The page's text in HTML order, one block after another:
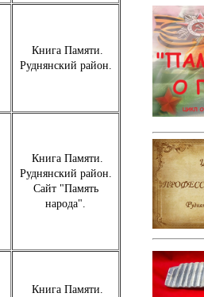
Книга Памяти.
Руднянский район.
Книга Памяти.
Руднянский район.
Сайт "Память
народа".
Книга Памяти.